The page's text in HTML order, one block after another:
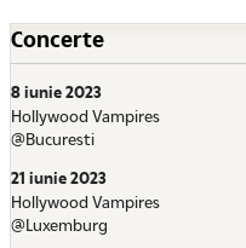
Concerte
8 iunie 2023
Hollywood Vampires
@Bucuresti
21 iunie 2023
Hollywood Vampires
@Luxemburg